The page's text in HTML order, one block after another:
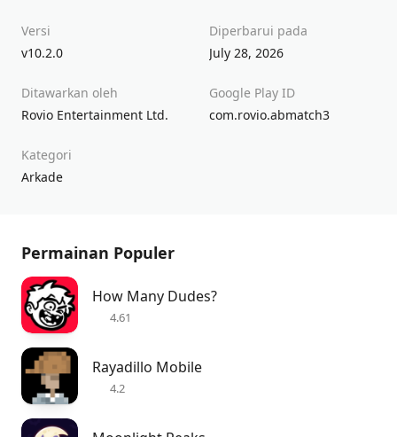
Versi
v10.2.0
Diperbarui pada
July 28, 2026
Ditawarkan oleh
Rovio Entertainment Ltd.
Google Play ID
com.rovio.abmatch3
Kategori
Arkade
Permainan Populer
How Many Dudes?
4.61
Rayadillo Mobile
4.2